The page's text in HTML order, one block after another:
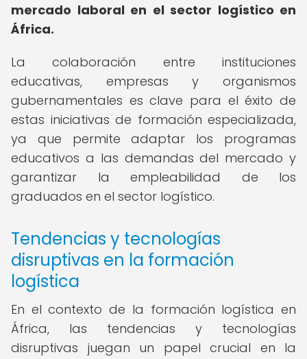
mercado laboral en el sector logístico en
África.
La colaboración entre instituciones
educativas, empresas y organismos
gubernamentales es clave para el éxito de
estas iniciativas de formación especializada,
ya que permite adaptar los programas
educativos a las demandas del mercado y
garantizar la empleabilidad de los
graduados en el sector logístico.
Tendencias y tecnologías
disruptivas en la formación
logística
En el contexto de la formación logística en
África, las tendencias y tecnologías
disruptivas juegan un papel crucial en la